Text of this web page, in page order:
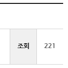
조회 221